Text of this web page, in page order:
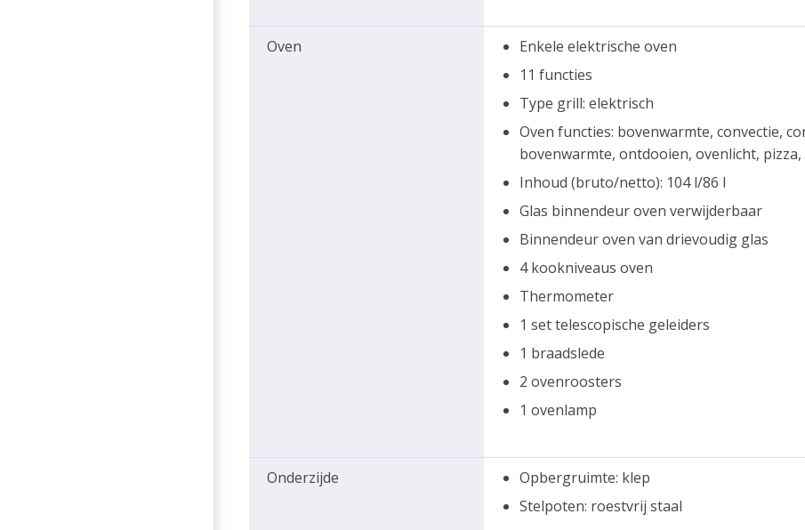
Oven
Enkele elektrische oven
11 functies
Type grill: elektrisch
Oven functies: bovenwarmte, convectie,
bovenwarmte, ontdooien, ovenlicht,
Inhoud (bruto/netto): 104 l/86 l
Glas binnendeur oven verwijderbaar
Binnendeur oven van drievoudig glas
4 kookniveaus oven
Thermometer
1 set telescopische geleiders
1 braadslede
2 ovenroosters
1 ovenlamp
Onderzijde
Opbergruimte: klep
Stelpoten: roestvrij staal